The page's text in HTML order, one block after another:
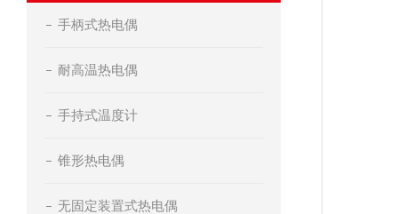
手柄式热电偶
耐高温热电偶
手持式温度计
锥形热电偶
无固定装置式热电偶